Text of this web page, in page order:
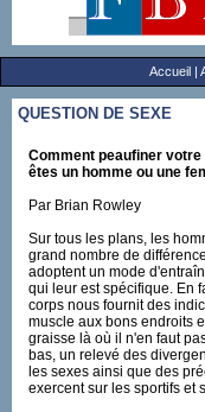
Accueil|
QUESTION DE SEXE
Comment peaufiner
êtes un homme ou une
Par Brian Rowley
Sur tous les plans, les
grand nombre de
adoptent un mode
qui leur est spécifique. En
corps nous fournit des
muscle aux bons endroits
graisse là où il n'en faut
bas, un relevé des
les sexes ainsi que des
exercent sur les sportifs et